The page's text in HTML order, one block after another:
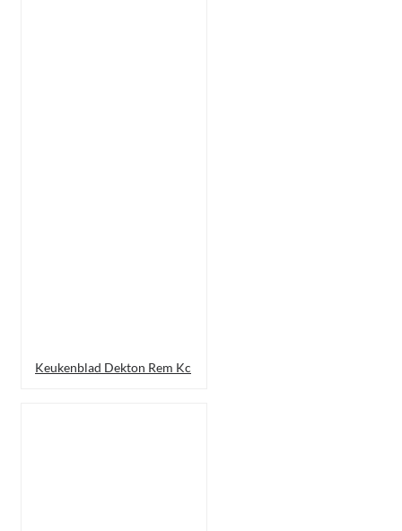
Keukenblad Dekton Rem Kc